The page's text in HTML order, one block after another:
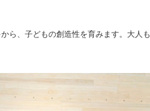
ら、子どもの創造性を育みます。大人も